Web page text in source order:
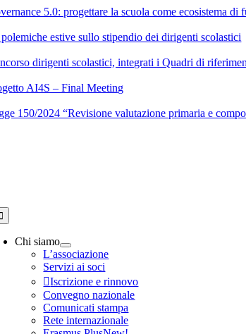
Salta
contenuto
5.0: progettare la scuola come ecosistema di
estive sullo stipendio dei dirigenti scolastici
dirigenti scolastici, integrati i Quadri di
AI4S – Final Meeting
150/2024 “Revisione valutazione primaria e
Chi siamo
L’associazione
Servizi ai soci
Iscrizione e rinnovo
Convegno nazionale
Comunicati stampa
Rete internazionale